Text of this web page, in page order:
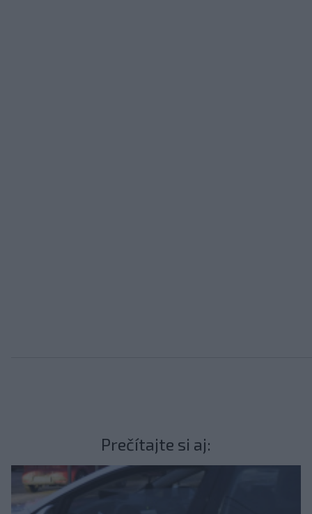
Prečítajte si aj: